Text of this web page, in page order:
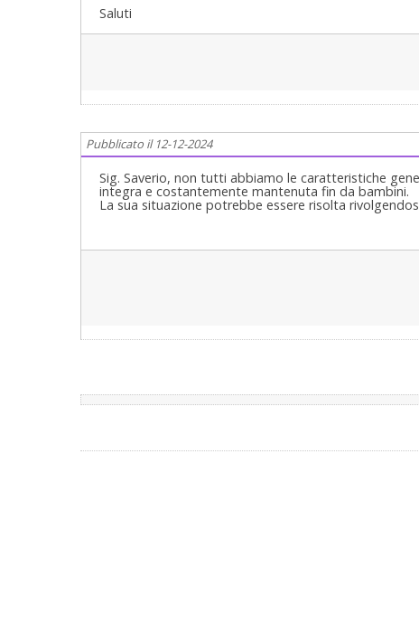
Saluti
Pubblicato il 12-12-2024
Sig. Saverio, non tutti abbiamo le caratteristiche
integra e costantemente mantenuta fin da bambini.
La sua situazione potrebbe essere risolta